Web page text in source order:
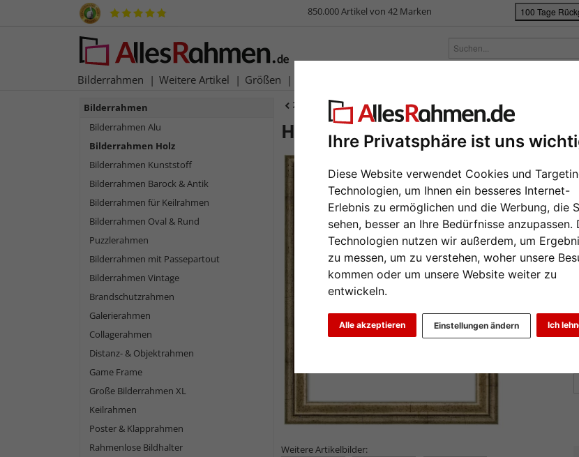
Ihre Privatsphäre ist uns
Diese Website verwendet Cookies und
Technologien, um Ihnen ein besseres Internet-
Erlebnis zu ermöglichen und die Werbung, die
sehen, besser an Ihre Bedürfnisse anzupassen.
Technologien nutzen wir außerdem, um
zu messen, um zu verstehen, woher unsere
kommen oder um unsere Website weiter zu
entwickeln.
Alle akzeptieren Ich
Einstellungen ändern
850.000 Artikel von 42 Marken 100 Tage
Bilderrahmen Weitere Artikel Größen
Zurück |Bilderrahmen-Shop Bilderrahmen Bilderrahmen Holz
Holzrahmen San Fernando
Zurück
Weitere Artikelbilder:
Bilderrahmen
Bilderrahmen Alu
Bilderrahmen Holz
Bilderrahmen Kunststoff
Bilderrahmen Barock & Antik
Bilderrahmen für Keilrahmen
Bilderrahmen Oval & Rund
Puzzlerahmen
Bilderrahmen mit Passepartout
Bilderrahmen Vintage
Brandschutzrahmen
Galerierahmen
Collagerahmen
Distanz- & Objektrahmen
Game Frame
Große Bilderrahmen XL
Keilrahmen
Poster & Klapprahmen
Rahmenlose Bildhalter